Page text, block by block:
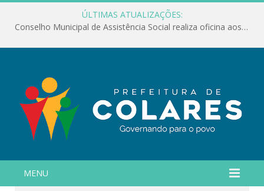
ÚLTIMAS ATUALIZAÇÕES:
Conselho Municipal de Assistência Social realiza oficina aos servidores
MENU